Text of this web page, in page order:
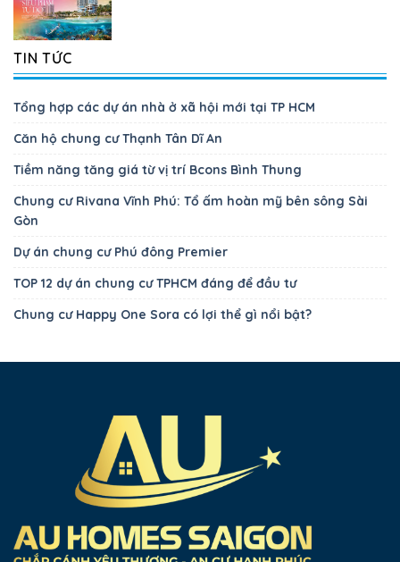
TIN TỨC
Tổng hợp các dự án nhà ở xã hội mới tại TP HCM
Căn hộ chung cư Thạnh Tân Dĩ An
Tiềm năng tăng giá từ vị trí Bcons Bình Thung
Chung cư Rivana Vĩnh Phú: Tổ ấm hoàn mỹ bên sông Sài
Gòn
Dự án chung cư Phú đông Premier
TOP 12 dự án chung cư TPHCM đáng để đầu tư
Chung cư Happy One Sora có lợi thể gì nổi bật?